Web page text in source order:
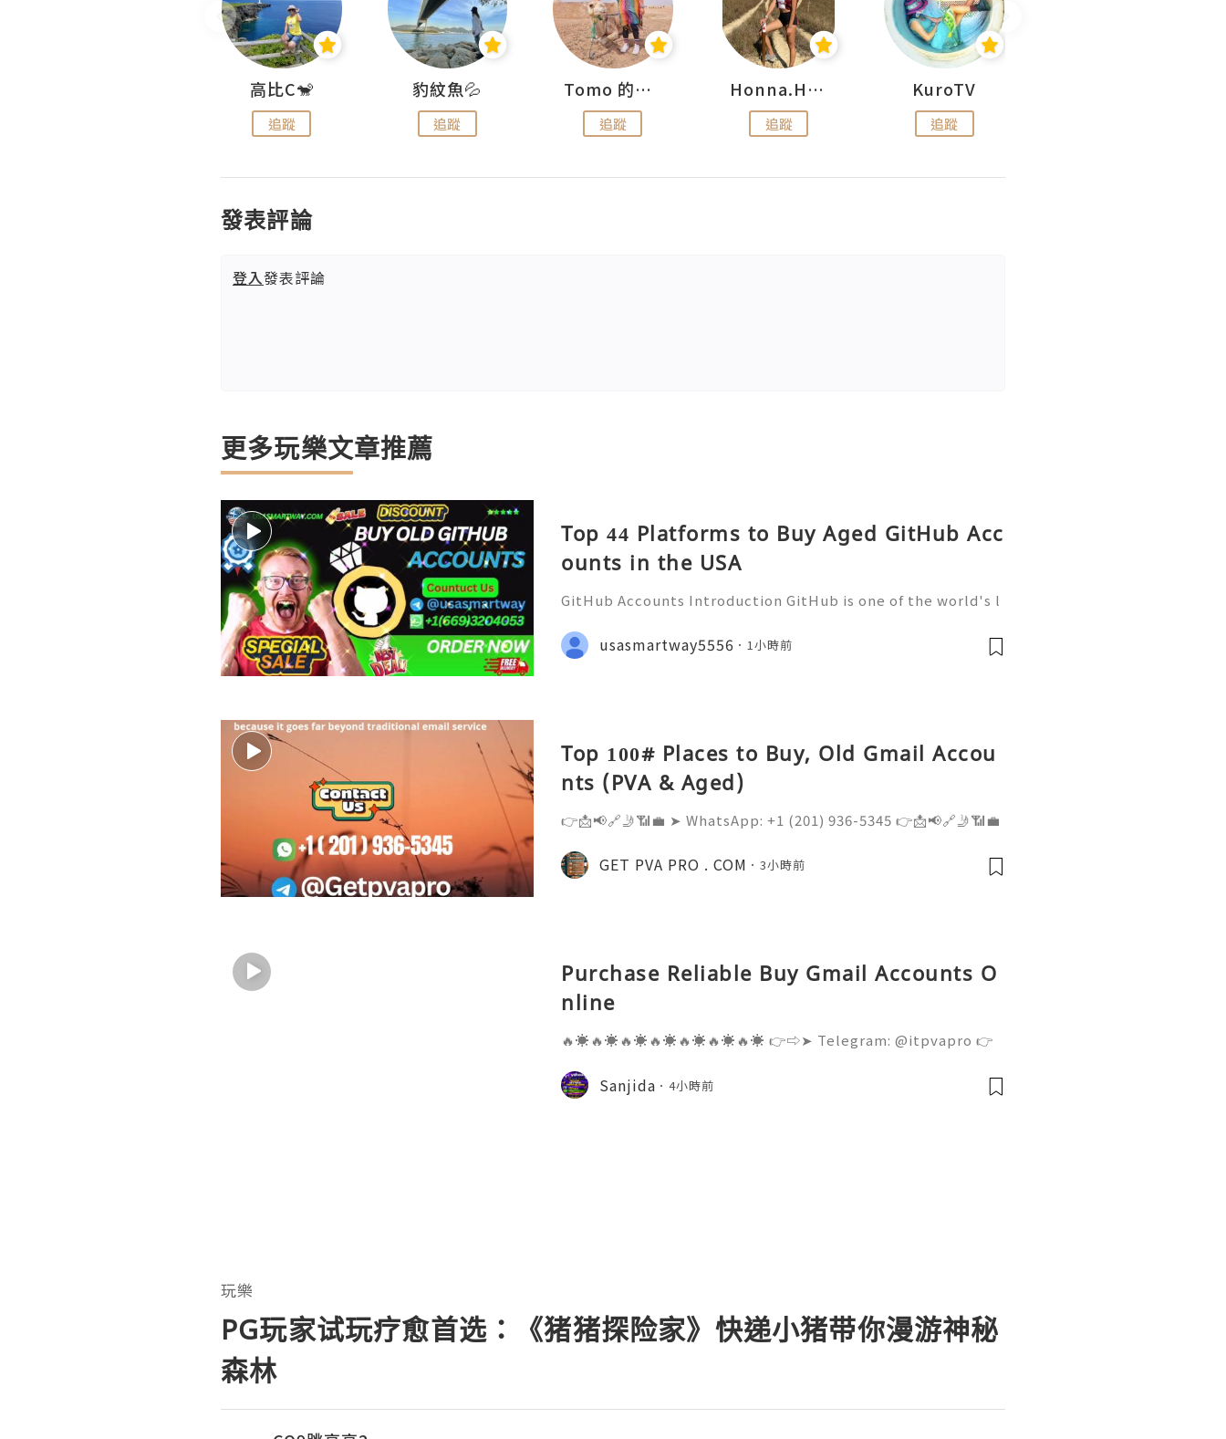
高比C🐒
追蹤
豹紋魚💦
追蹤
Tomo 的快樂宇宙
追蹤
Honna.H 出走
追蹤
KuroTV
追蹤
發表評論
登入發表評論
更多玩樂文章推薦
Top 44 Platforms to Buy Aged GitHub Acc
ounts in the USA
GitHub Accounts Introduction GitHub is one of the world's l
ions of developers, businesses, startups, and open-source c
ommunities. It is much m
usasmartway5556 1小時前
Top 100# Places to Buy, Old Gmail Accou
nts (PVA & Aged)
👉📩📢🔗🤳📶💼 ➤ WhatsApp: +‪1 (201) 936-5345 👉📩📢🔗🤳📶💼
pro.com Buy Old Gmail Accounts - Premium Aged Gmail PVA
Accounts | Getpvapro.com Discover Reliable Old Gm
GET PVA PRO . COM 3小時前
Purchase Reliable Buy Gmail Accounts O
nline
🔥☀️🔥☀️🔥☀️🔥☀️🔥☀️🔥☀️🔥☀️ 👉⇨➤ Telegram: @itpvapro 👉
ail.com 👉⇨➤ Visit To Website: https://itpvapro.com Gmail i
s one of the most widely used email servi
Sanjida 4小時前
玩樂
PG玩家试玩疗愈首选：《猪猪探险家》快递小猪带你漫游神秘
森林